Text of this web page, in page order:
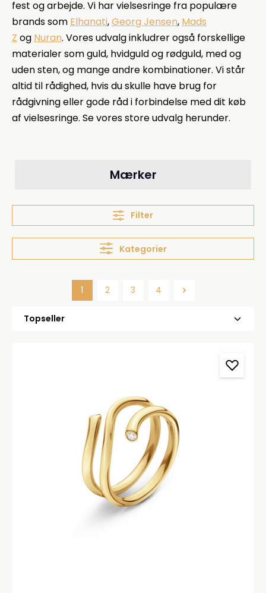
fest og arbejde. Vi har vielsesringe fra populære
brands som Elhanati,Georg Jensen, Mads
Z og Nuran. Vores udvalg inkludrer også forskellige
materialer somguld, hvidguld og rødguld, med og
uden sten, og mange andre kombinationer. Vi står
altid til rådighed, hvis du skulle have brug for
rådgivning eller gode råd i forbindelse med dit køb
af vielsesringe. Se vores store udvalg herunder.
Mærker
Filter
Kategorier
Side
1 Side
2 Side
3 Side
4